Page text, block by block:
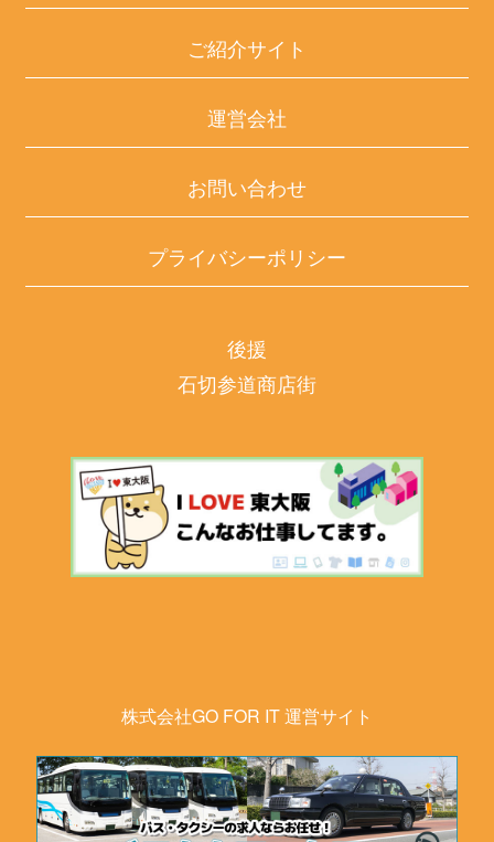
ご紹介サイト
運営会社
お問い合わせ
プライバシーポリシー
後援
石切参道商店街
株式会社GO FOR IT 運営サイト